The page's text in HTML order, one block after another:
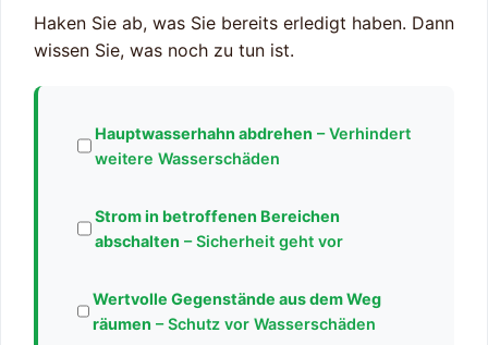
Haken Sie ab, was Sie bereits erledigt haben. Dann
wissen Sie, was noch zu tun ist.
Hauptwasserhahn abdrehen – Verhindert
weitere Wasserschäden
Strom in betroffenen Bereichen
abschalten – Sicherheit geht vor
Wertvolle Gegenstände aus dem Weg
räumen – Schutz vor Wasserschäden